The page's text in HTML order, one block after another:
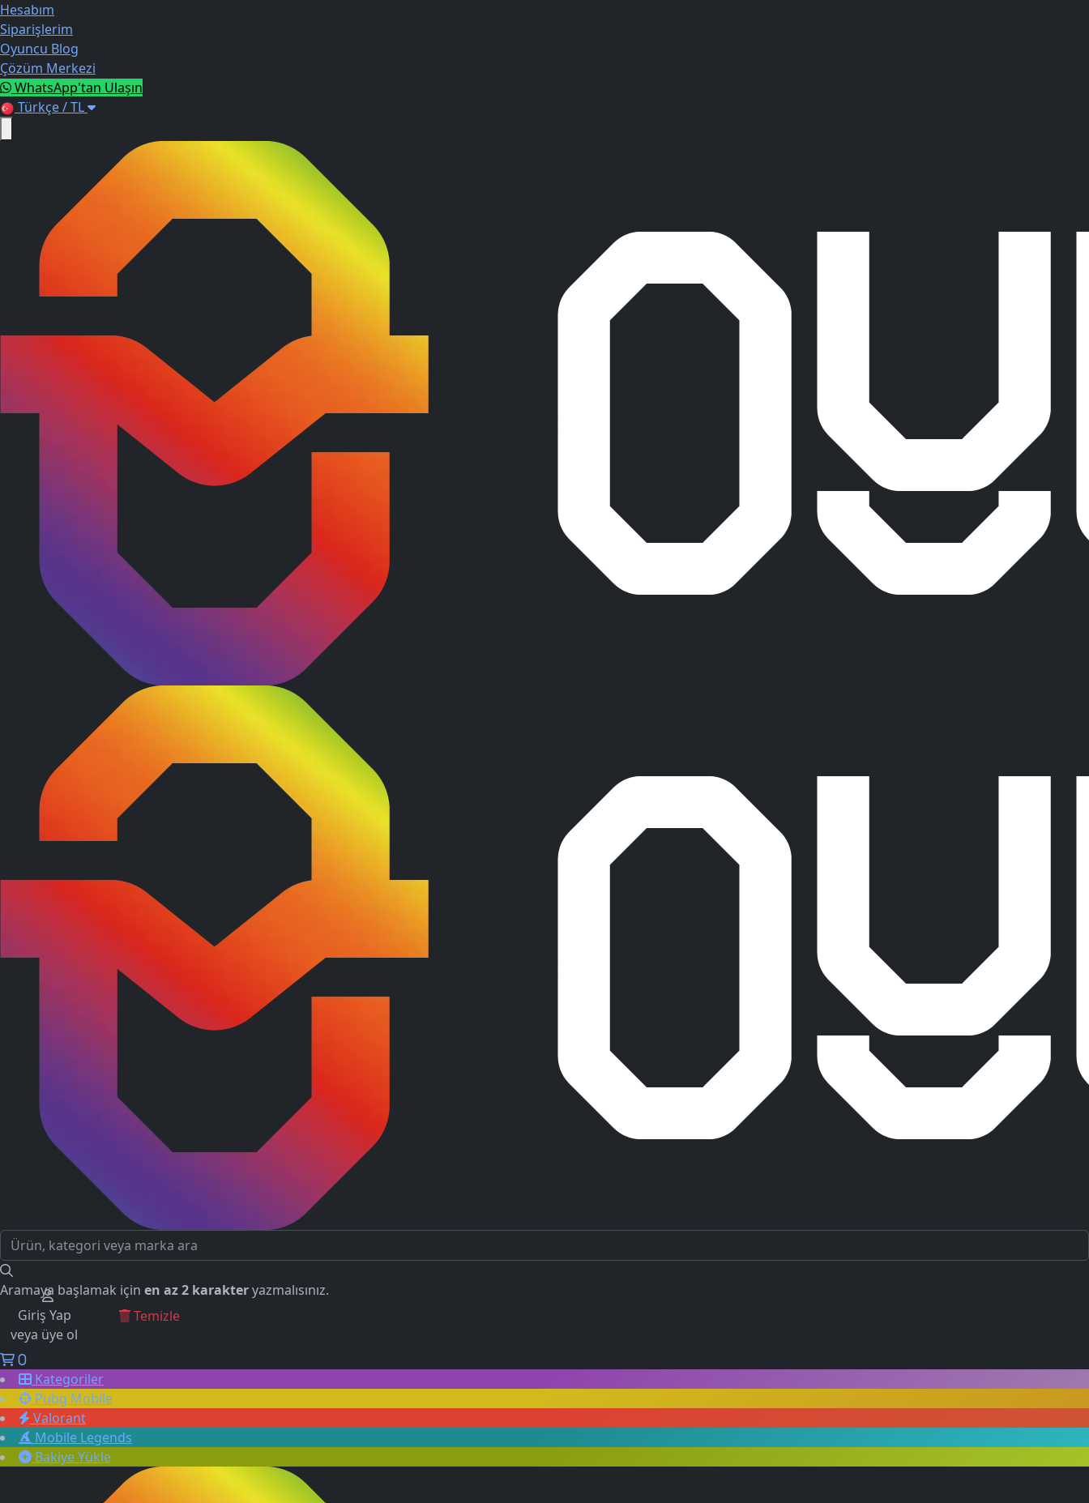
Hesabım
Siparişlerim
Oyuncu Blog
Çözüm Merkezi
WhatsApp'tan Ulaşın
Türkçe / TL
Aramaya başlamak için en az 2 karakteryazmalısınız.
GEÇMİŞ ARAMALAR
Temizle
Giriş Yap
veya üye ol
0
Kategoriler
Pubg Mobile
Valorant
Mobile Legends
Bakiye Yükle